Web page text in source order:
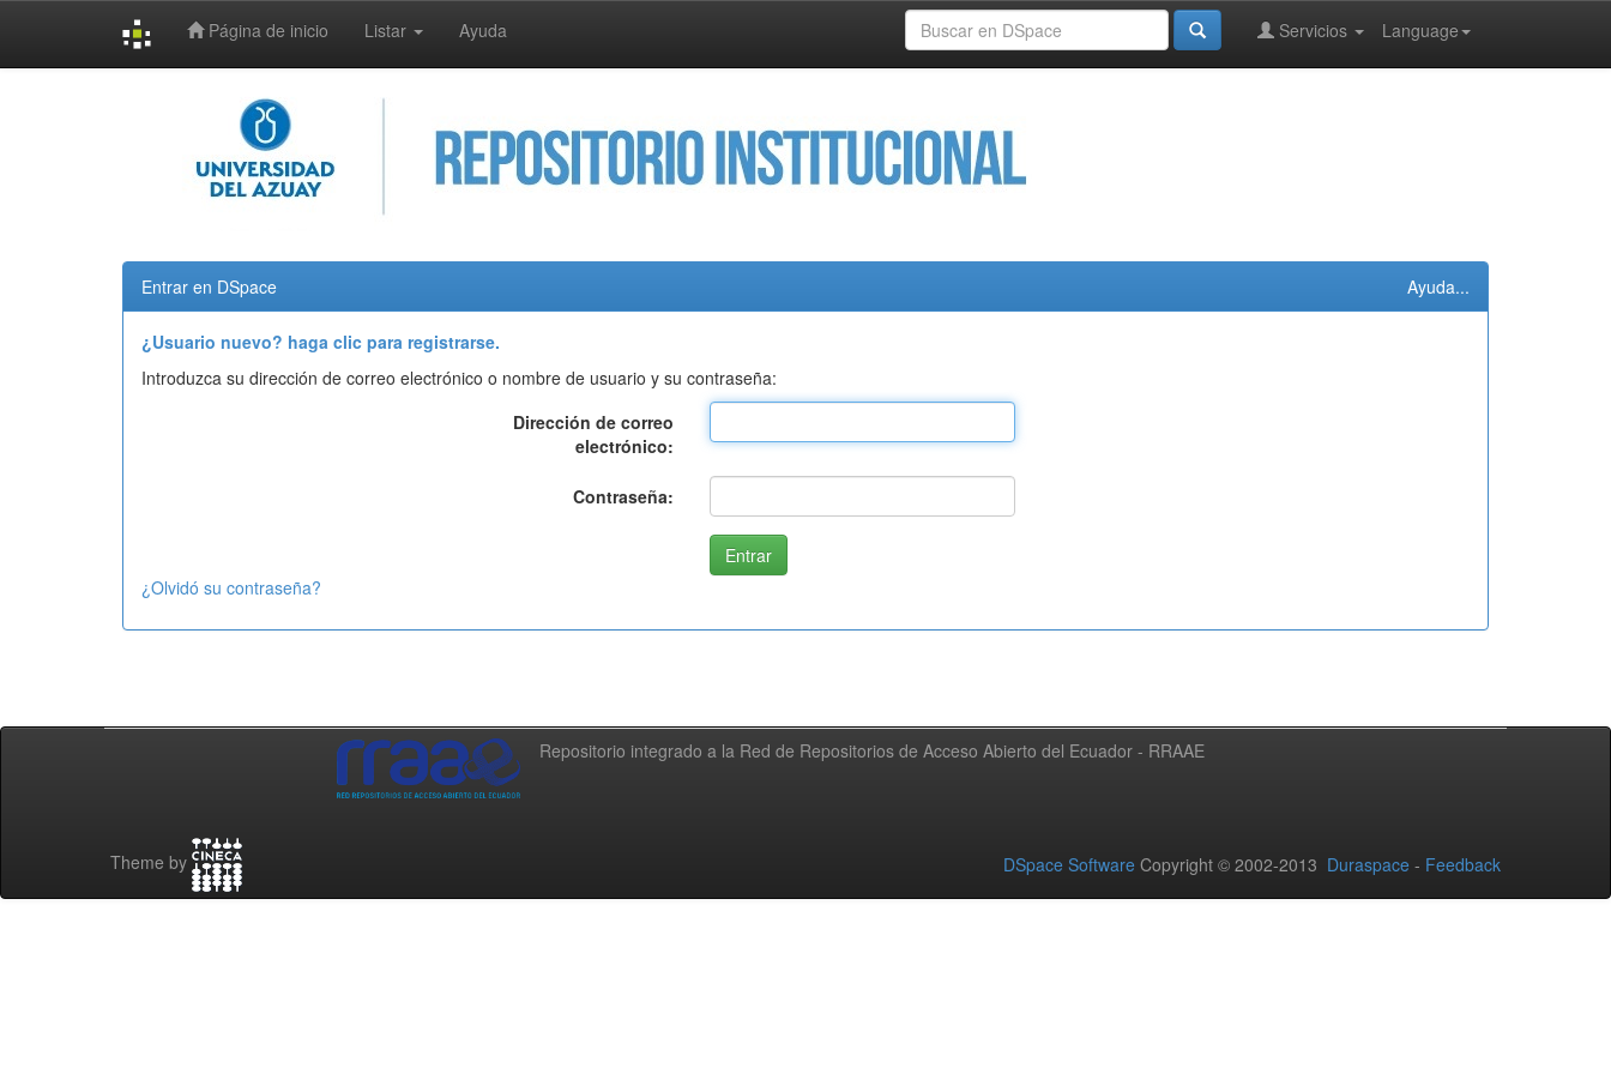
Página de inicio Listar Ayuda Language
Servicios
Entrar en DSpace Ayuda...
¿Usuario nuevo? haga clic para registrarse.
Introduzca su dirección de correo electrónico o nombre de usuario y su contraseña:
Dirección de correo
electrónico:
Contraseña:
¿Olvidó su contraseña?
Repositorio integrado a la Red de Repositorios de Acceso Abierto del Ecuador - RRAAE
Theme by DSpace Software Copyright © 2002-2013 Duraspace - Feedback